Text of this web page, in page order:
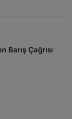
Barış Çağrısı